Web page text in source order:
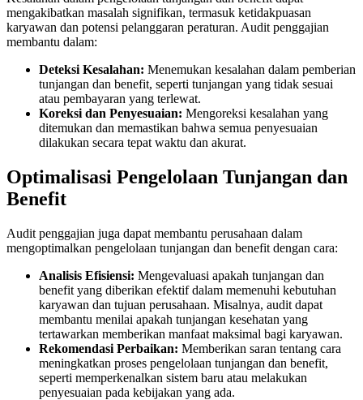
mengakibatkan masalah signifikan, termasuk ketidakpuasan
karyawan dan potensi pelanggaran peraturan. Audit penggajian
membantu dalam:
Deteksi Kesalahan: Menemukan kesalahan dalam pemberian
tunjangan dan benefit, seperti tunjangan yang tidak sesuai
atau pembayaran yang terlewat.
Koreksi dan Penyesuaian: Mengoreksi kesalahan yang
ditemukan dan memastikan bahwa semua penyesuaian
dilakukan secara tepat waktu dan akurat.
Optimalisasi Pengelolaan Tunjangan dan
Benefit
Audit penggajian juga dapat membantu perusahaan dalam
mengoptimalkan pengelolaan tunjangan dan benefit dengan cara:
Analisis Efisiensi: Mengevaluasi apakah tunjangan dan
benefit yang diberikan efektif dalam memenuhi kebutuhan
karyawan dan tujuan perusahaan. Misalnya, audit dapat
membantu menilai apakah tunjangan kesehatan yang
tertawarkan memberikan manfaat maksimal bagi karyawan.
Rekomendasi Perbaikan: Memberikan saran tentang cara
meningkatkan proses pengelolaan tunjangan dan benefit,
seperti memperkenalkan sistem baru atau melakukan
penyesuaian pada kebijakan yang ada.